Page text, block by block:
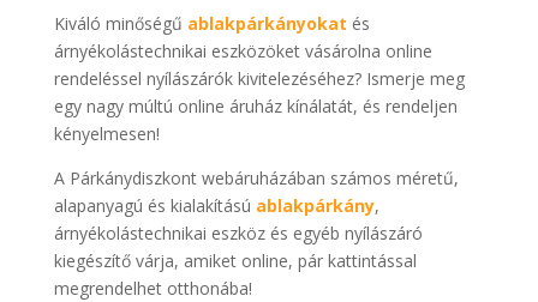
Kiváló minőségű ablakpárkányokat és
árnyékolástechnikai eszközöket vásárolna online
rendeléssel nyílászárók kivitelezéséhez? Ismerje meg
egy nagy múltú online áruház kínálatát, és rendeljen
kényelmesen!
A Párkánydiszkont webáruházában számos méretű,
alapanyagú és kialakítású ablakpárkány,
árnyékolástechnikai eszköz és egyéb nyílászáró
kiegészítő várja, amiket online, pár kattintással
megrendelhet otthonába!